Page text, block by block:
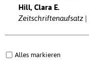
Hill, Clara E.
Zeitschriftenaufsatz
Alles markieren